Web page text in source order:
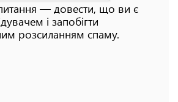
— довести, що ви є
і запобігти
розсиланням спаму.